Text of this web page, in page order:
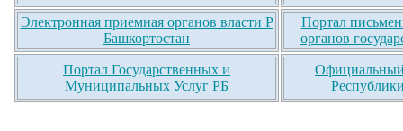
Электронная приемная органов власти Р
Башкортостан
Портал
органов
Портал Государственных и
Муниципальных Услуг РБ
Официальный